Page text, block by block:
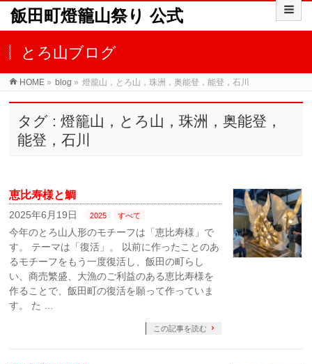
飯田町燈籠山祭り 公式
とろ山ブログ
HOME » blog » 燈籠山，とろ山，珠洲，奥能登，能登，石川
タグ : 燈籠山，とろ山，珠洲，奥能登，
能登，石川
恵比寿様と鯛
2025年6月19日 2025 すべて
今年のとろ山人形のモチーフは「恵比寿様」で
す。 テーマは「復活」。 以前に作ったことのあ
るモチーフをもう一度復活し、飯田の町らし
い、商売繁盛、大漁のご利益のある恵比寿様を
作ることで、飯田町の復活を願って作っていま
す。 た …
この記事を読む